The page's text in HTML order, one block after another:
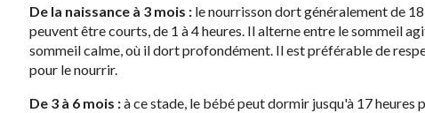
De la naissance à 3 mois : le nourrisson dort généralement de
peuvent être courts, de 1 à 4 heures. Il alterne entre le sommeil
sommeil calme, où il dort profondément. Il est préférable de
pour le nourrir.
De 3 à 6 mois :à ce stade, le bébé peut dormir jusqu'à 17 heures